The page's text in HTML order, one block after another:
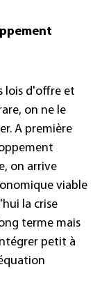
lois d'offre et
on ne le
A première
on arrive
viable
la crise
terme mais
petit à